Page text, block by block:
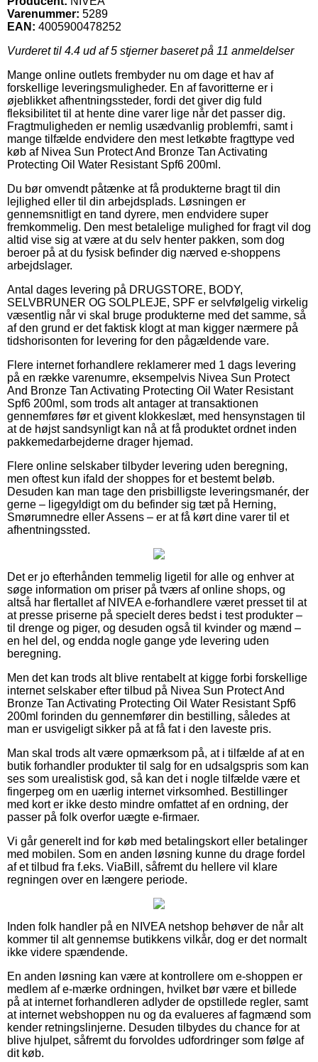
Varenummer: 5289
EAN: 4005900478252
Vurderet til 4.4 ud af 5 stjerner baseret på 11 anmeldelser
Mange online outlets frembyder nu om dage et hav af
forskellige leveringsmuligheder. En af favoritterne er i
øjeblikket afhentningssteder, fordi det giver dig fuld
fleksibilitet til at hente dine varer lige når det passer dig.
Fragtmuligheden er nemlig usædvanlig problemfri, samt i
mange tilfælde endvidere den mest letkøbte fragttype ved
køb af Nivea Sun Protect And Bronze Tan Activating
Protecting Oil Water Resistant Spf6 200ml.
Du bør omvendt påtænke at få produkterne bragt til din
lejlighed eller til din arbejdsplads. Løsningen er
gennemsnitligt en tand dyrere, men endvidere super
fremkommelig. Den mest betalelige mulighed for fragt vil dog
altid vise sig at være at du selv henter pakken, som dog
beroer på at du fysisk befinder dig nærved e-shoppens
arbejdslager.
Antal dages levering på DRUGSTORE, BODY,
SELVBRUNER OG SOLPLEJE, SPF er selvfølgelig virkelig
væsentlig når vi skal bruge produkterne med det samme, så
af den grund er det faktisk klogt at man kigger nærmere på
tidshorisonten for levering for den pågældende vare.
Flere internet forhandlere reklamerer med 1 dags levering
på en række varenumre, eksempelvis Nivea Sun Protect
And Bronze Tan Activating Protecting Oil Water Resistant
Spf6 200ml, som trods alt antager at transaktionen
gennemføres før et givent klokkeslæt, med hensynstagen til
at de højst sandsynligt kan nå at få produktet ordnet inden
pakkemedarbejderne drager hjemad.
Flere online selskaber tilbyder levering uden beregning,
men oftest kun ifald der shoppes for et bestemt beløb.
Desuden kan man tage den prisbilligste leveringsmanér, der
gerne – ligegyldigt om du befinder sig tæt på Herning,
Smørumnedre eller Assens – er at få kørt dine varer til et
afhentningssted.
Det er jo efterhånden temmelig ligetil for alle og enhver at
søge information om priser på tværs af online shops, og
altså har flertallet af NIVEA e-forhandlere været presset til at
at presse priserne på specielt deres bedst i test produkter –
til drenge og piger, og desuden også til kvinder og mænd –
en hel del, og endda nogle gange yde levering uden
beregning.
Men det kan trods alt blive rentabelt at kigge forbi forskellige
internet selskaber efter tilbud på Nivea Sun Protect And
Bronze Tan Activating Protecting Oil Water Resistant Spf6
200ml forinden du gennemfører din bestilling, således at
man er usvigeligt sikker på at få fat i den laveste pris.
Man skal trods alt være opmærksom på, at i tilfælde af at en
butik forhandler produkter til salg for en udsalgspris som kan
ses som urealistisk god, så kan det i nogle tilfælde være et
fingerpeg om en uærlig internet virksomhed. Bestillinger
med kort er ikke desto mindre omfattet af en ordning, der
passer på folk overfor uægte e-firmaer.
Vi går generelt ind for køb med betalingskort eller betalinger
med mobilen. Som en anden løsning kunne du drage fordel
af et tilbud fra f.eks. ViaBill, såfremt du hellere vil klare
regningen over en længere periode.
Inden folk handler på en NIVEA netshop behøver de når alt
kommer til alt gennemse butikkens vilkår, dog er det normalt
ikke videre spændende.
En anden løsning kan være at kontrollere om e-shoppen er
medlem af e-mærke ordningen, hvilket bør være et billede
på at internet forhandleren adlyder de opstillede regler, samt
at internet webshoppen nu og da evalueres af fagmænd som
kender retningslinjerne. Desuden tilbydes du chance for at
blive hjulpet, såfremt du forvoldes udfordringer som følge af
dit køb.